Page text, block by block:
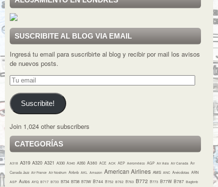
SUSCRIBITE AL BLOG VIA EMAIL
Ingresá tu email para suscribirte al blog y recibir por mail los avisos
de nuevos posts.
Tu
email
Suscribite!
Join 1,024 other subscribers
CATEGORÍAS
A318 A319 A320 A321 A330 A340 A350 A380 ACE ACK AEP Aeroméxico AGP Air Asia Air Canada Air
Canada Jazz Air France Air Nostrum Airbnb AKL Amazon American Airlines AMS ANC Anécdotas ARN
ASP Autos AYQ B717 B733 B734 B738 B73W B744 B752 B762 B763 B772 B773 B77W B787 Bagbnb